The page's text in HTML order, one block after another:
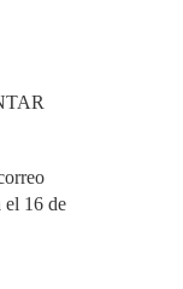
el 16 de